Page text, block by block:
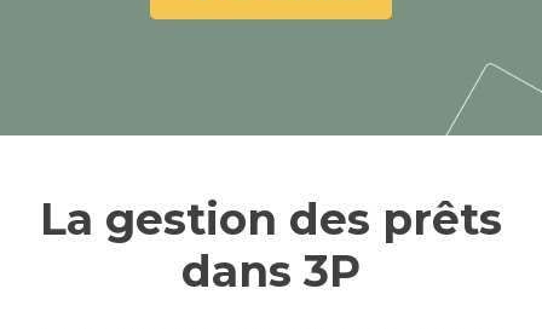
La gestion des prêts
dans 3P